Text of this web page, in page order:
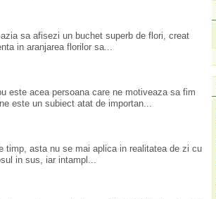
sa afisezi un buchet superb de flori, creat
in aranjarea florilor sa...
este acea persoana care ne motiveaza sa fim
este un subiect atat de importan...
timp, asta nu se mai aplica in realitatea de zi cu
in sus, iar intampl...